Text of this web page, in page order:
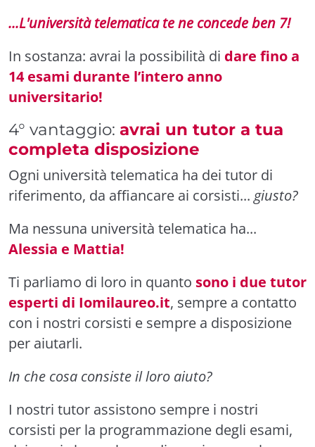
...L'università telematica te ne concede ben 7!
In sostanza: avrai la possibilità di dare fino a
14 esami durante l’intero anno
universitario!
4° vantaggio: avrai un tutor a tua
completa disposizione
Ogni università telematica ha dei tutor di
riferimento, da affiancare ai corsisti... giusto?
Ma nessuna università telematica ha...
Alessia e Mattia!
Ti parliamo di loro in quanto sono i due tutor
esperti di Iomilaureo.it, sempre a contatto
con i nostri corsisti e sempre a disposizione
per aiutarli.
In che cosa consiste il loro aiuto?
I nostri tutor assistono sempre i nostri
corsisti per la programmazione degli esami,